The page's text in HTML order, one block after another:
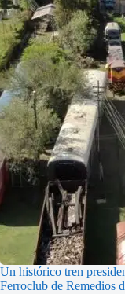
Un histórico tren
Ferroclub de Remedios